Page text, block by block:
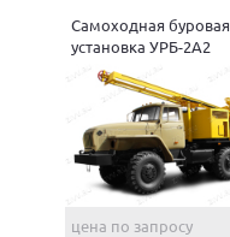
Самоходная буровая
установка УРБ-2А2
цена по запросу